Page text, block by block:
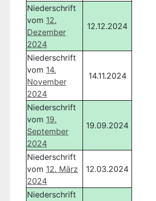
Niederschrift
vom 12.
Dezember
2024
12.12.2024
Niederschrift
vom 14.
November
2024
14.11.2024
Niederschrift
vom 19.
September
2024
19.09.2024
Niederschrift
vom 12. März
2024
12.03.2024
Niederschrift